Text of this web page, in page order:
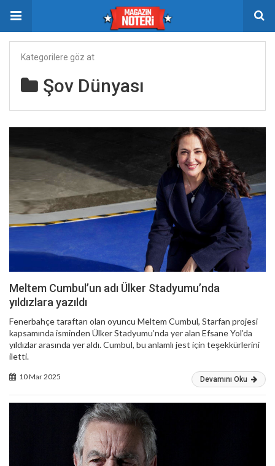
Kategorilere göz at
Şov Dünyası
Meltem Cumbul’un adı Ülker Stadyumu’nda
yıldızlara yazıldı
Fenerbahçe taraftarı olan oyuncu Meltem Cumbul, Starfan projesi
kapsamında isminden Ülker Stadyumu’nda yer alan Efsane Yol’da
yıldızlar arasında yer aldı. Cumbul, bu anlamlı jest için teşekkürlerini
iletti.
10 Mar 2025 Devamını Oku